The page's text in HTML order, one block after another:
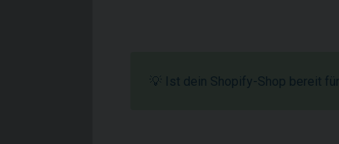
💡 Ist dein Shopify-Shop bereit für